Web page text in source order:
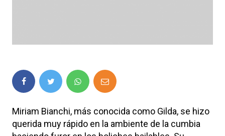
Miriam Bianchi, más conocida como Gilda, se hizo
querida muy rápido en la ambiente de la cumbia